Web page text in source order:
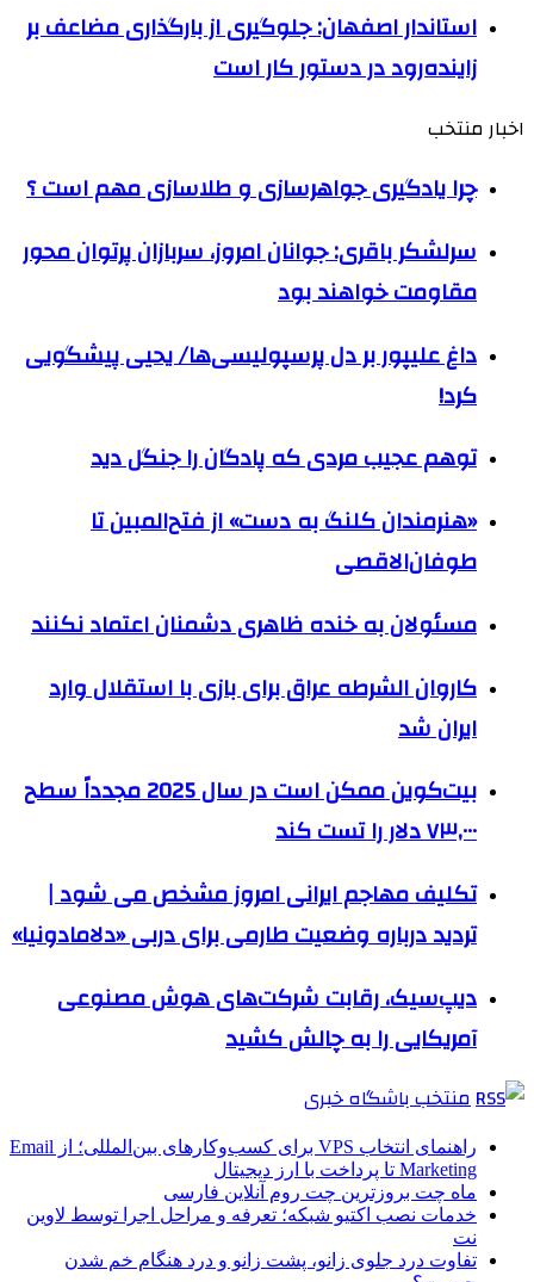
استاندار اصفهان: جلوگیری از بارگذاری‌ مضاعف بر
زاینده‌رود در دستور کار است
اخبار منتخب
چرا یادگیری جواهرسازی و طلاسازی مهم است ؟
سرلشکر باقری: جوانان امروز، سربازان پرتوان محور
مقاومت خواهند بود
داغ علیپور بر دل پرسپولیسی‌ها/ یحیی پیشگویی
کرد!
توهم عجیب مردی که پادگان را جنگل دید
«هنرمندان کلنگ به دست» از فتح‌المبین تا
طوفان‌الاقصی
مسئولان به خنده ظاهری دشمنان اعتماد نکنند
کاروان الشرطه عراق برای بازی با استقلال وارد
ایران شد
بیت‌کوین ممکن است در سال 2025 مجدداً سطح
۷۳,۰۰۰ دلار را تست کند
تکلیف مهاجم ایرانی امروز مشخص می شود |
تردید درباره وضعیت طارمی برای دربی «دلامادونیا»
دیپ‌سیک، رقابت شرکت‌های هوش مصنوعی
آمریکایی را به چالش کشید
منتخب باشگاه خبری
راهنمای انتخاب VPS برای کسب‌وکارهای بین‌المللی؛ از Email
Marketing تا پرداخت با ارز دیجیتال
ماه چت بروزترین چت روم آنلاین فارسی
خدمات نصب اکتیو شبکه؛ تعرفه و مراحل اجرا توسط لاوین
نت
تفاوت درد جلوی زانو، پشت زانو و درد هنگام خم شدن